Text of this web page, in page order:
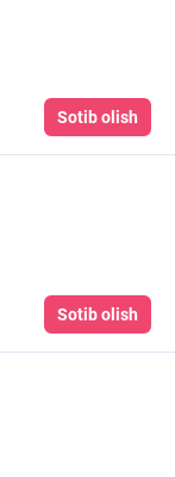
Sotib olish
Sotib olish